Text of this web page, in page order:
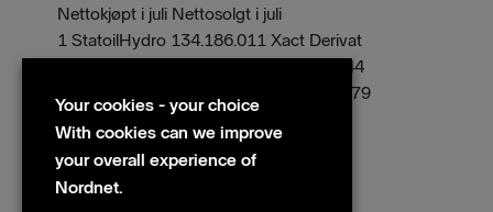
Nettokjøpt i juli Nettosolgt i juli
1 StatoilHydro 134.186.011 Xact Derivat
2 Yara 131.209.327 1 Bear -104.702.744
3 Telenor 85.333.345 2 DNO -90.262.179
Xact Derivat 3 Awilco -88.670.073
4 Bull 31.909.710 4 REC -87.030.623
5 Acergy 31.602.731 Norse Energy
5 Corp. -23.162.843
Your cookies - your choice
With cookies can we improve
your overall experience of
Nordnet.